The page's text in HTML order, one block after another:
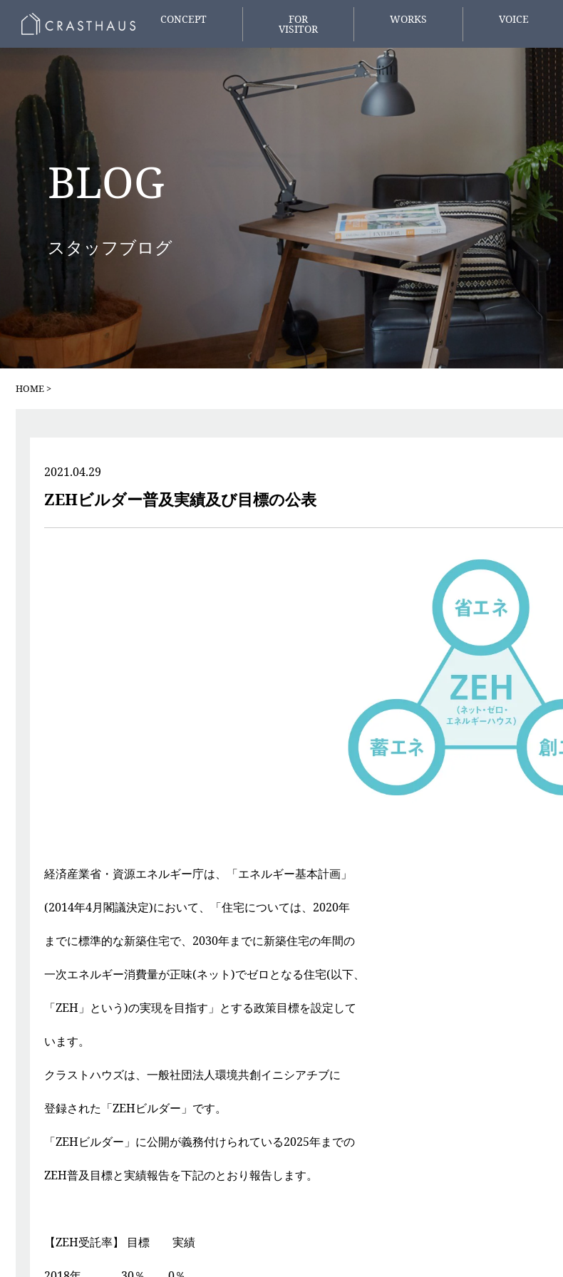
CONCEPT
FOR
VISITOR
はじめての方へ
WORKS
VOICE
BLOG
スタッフブログ
HOME
2021.04.29
ZEHビルダー普及実績及び目標の公表
経済産業省・資源エネルギー庁は、「エネルギー基本計画」
(2014年4月閣議決定)において、「住宅については、2020年
までに標準的な新築住宅で、2030年までに新築住宅の年間の
一次エネルギー消費量が正味(ネット)でゼロとなる住宅(以下、
「ZEH」という)の実現を目指す」とする政策目標を設定して
います。
クラストハウズは、一般社団法人環境共創イニシアチブに
登録された「ZEHビルダー」です。
「ZEHビルダー」に公開が義務付けられている2025年までの
ZEH普及目標と実績報告を下記のとおり報告します。
【ZEH受託率】 目標 実績